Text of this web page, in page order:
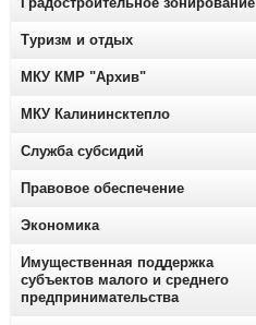
Туризм и отдых
МКУ КМР "Архив"
МКУ Калининсктепло
Служба субсидий
Правовое обеспечение
Экономика
Имущественная поддержка
субъектов малого и среднего
предпринимательства